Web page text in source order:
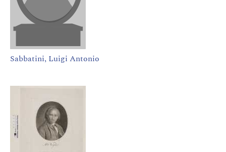
Sabbatini, Luigi Antonio